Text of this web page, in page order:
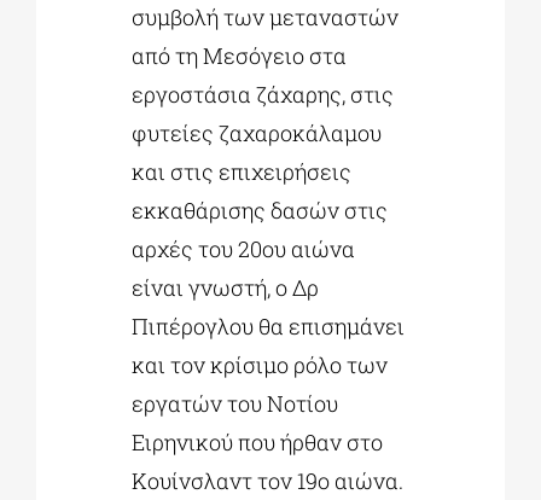
συμβολή των μεταναστών
από τη Μεσόγειο στα
εργοστάσια ζάχαρης, στις
φυτείες ζαχαροκάλαμου
και στις επιχειρήσεις
εκκαθάρισης δασών στις
αρχές του 20ου αιώνα
είναι γνωστή, ο Δρ
Πιπέρογλου θα επισημάνει
και τον κρίσιμο ρόλο των
εργατών του Νοτίου
Ειρηνικού που ήρθαν στο
Κουίνσλαντ τον 19ο αιώνα.